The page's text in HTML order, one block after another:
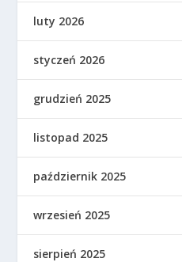
luty 2026
styczeń 2026
grudzień 2025
listopad 2025
październik 2025
wrzesień 2025
sierpień 2025